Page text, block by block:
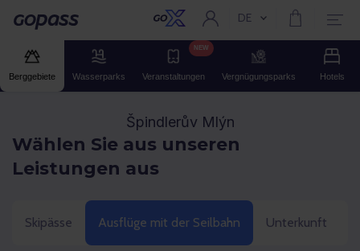
Gopass Aktuelle Sprache:
DE
Berggebiete Wasserparks Veranstaltungen
NEW
Vergnügungsparks Hotels
Špindlerův Mlýn
Wählen Sie aus unseren
Leistungen aus
Skipässe Ausflüge mit der Seilbahn Unterkunft